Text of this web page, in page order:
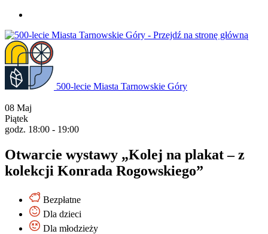
treści
500-lecie Miasta Tarnowskie Góry
08 Maj
Piątek
godz. 18:00 - 19:00
Otwarcie wystawy „Kolej na plakat – z
kolekcji Konrada Rogowskiego”
Bezpłatne
Dla dzieci
Dla młodzieży